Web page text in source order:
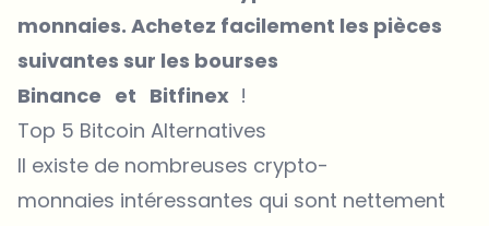
monnaies. Achetez facilement les pièces
suivantes sur les bourses
Binance et Bitfinex !
Top 5 Bitcoin Alternatives
Il existe de nombreuses crypto-
monnaies intéressantes qui sont nettement